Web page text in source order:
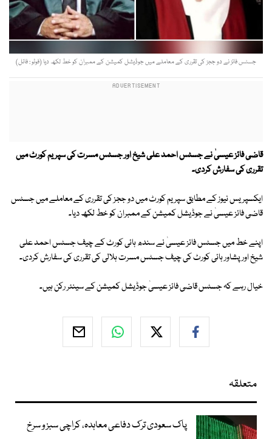
جسٹس فائز نے دو ججز کی تقرری کے معاملے میں جوڈیشل کمیشن کے ممبران کو خط لکھ دیا (فوٹو : فائل)
قاضی فائز عیسیٰ نے جسٹس احمد علی شیخ اور جسٹس مسرت کی سپریم کورٹ میں
تقرری کی سفارش کردی۔
ایکسپریس نیوز کے مطابق سپریم کورٹ میں دو ججز کی تقرری کے معاملے میں جسٹس
قاضی فائز عیسیٰ نے جوڈیشل کمیشن کے ممبران کو خط لکھ دیا۔
اپنے خط میں جسٹس فائز عیسیٰ نے سندھ ہائی کورٹ کے چیف جسٹس احمد علی
شیخ اور پشاور ہائی کورٹ کی چیف جسٹس مسرت ہلالی کی تقرری کی سفارش کردی۔
خیال رہے کہ جسٹس قاضی فائز عیسیٰ جوڈیشل کمیشن کے سینئر رکن ہیں۔
متعلقہ
پاک سعودی ترک دفاعی معاہدہ، کراچی سبز و سرخ